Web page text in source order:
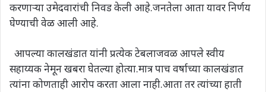
करणाऱ्या उमेदवारांची निवड केली आहे.जनतेला आता यावर निर्णय
घेण्याची वेळ आली आहे.
आपल्या कालखंडात यांनी प्रत्येक टेबलाजवळ आपले स्वीय
सहाय्यक नेमून खबरा घेतल्या होत्या.मात्र पाच वर्षाच्या कालखंडात
त्यांना कोणताही आरोप करता आला नाही.आता तर त्यांच्या हाती